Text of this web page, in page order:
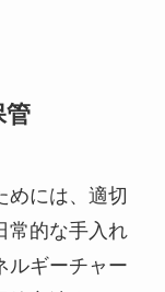
管
めには、適切
常的な手入れ
ルギーチャー